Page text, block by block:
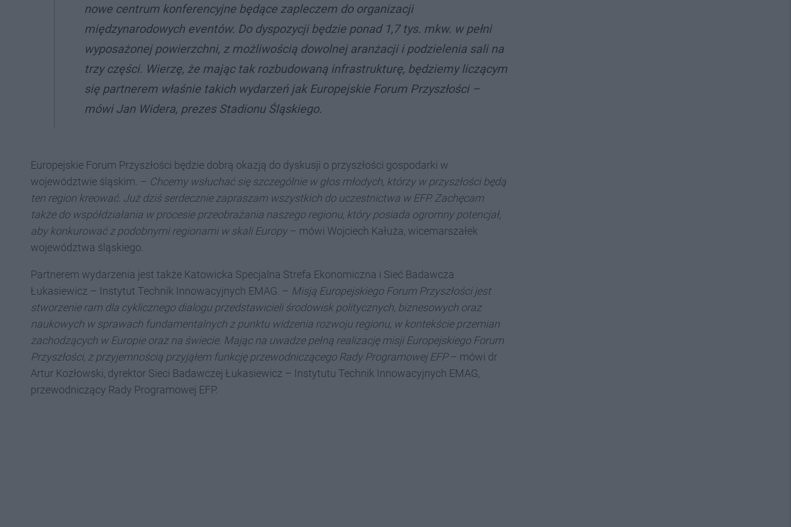
nowe centrum konferencyjne będące zapleczem do organizacji
międzynarodowych eventów. Do dyspozycji będzie ponad 1,7 tys. mkw. w pełni
wyposażonej powierzchni, z możliwością dowolnej aranżacji i podzielenia sali na
trzy części. Wierzę, że mając tak rozbudowaną infrastrukturę, będziemy liczącym
się partnerem właśnie takich wydarzeń jak Europejskie Forum Przyszłości –
mówi Jan Widera, prezes Stadionu Śląskiego.
Europejskie Forum Przyszłości będzie dobrą okazją do dyskusji o przyszłości gospodarki w
województwie śląskim. – Chcemy wsłuchać się szczególnie w głos młodych, którzy w przyszłości będą
ten region kreować. Już dziś serdecznie zapraszam wszystkich do uczestnictwa w EFP. Zachęcam
także do współdziałania w procesie przeobrażania naszego regionu, który posiada ogromny potencjał,
aby konkurować z podobnymi regionami w skali Europy– mówi Wojciech Kałuża, wicemarszałek
województwa śląskiego.
Partnerem wydarzenia jest także Katowicka Specjalna Strefa Ekonomiczna i Sieć Badawcza
Łukasiewicz – Instytut Technik Innowacyjnych EMAG. – Misją Europejskiego Forum Przyszłości jest
stworzenie ram dla cyklicznego dialogu przedstawicieli środowisk politycznych, biznesowych oraz
naukowych w sprawach fundamentalnych z punktu widzenia rozwoju regionu, w kontekście przemian
zachodzących w Europie oraz na świecie. Mając na uwadze pełną realizację misji Europejskiego Forum
Przyszłości, z przyjemnością przyjąłem funkcję przewodniczącego Rady Programowej EFP– mówi dr
Artur Kozłowski, dyrektor Sieci Badawczej Łukasiewicz – Instytutu Technik Innowacyjnych EMAG,
przewodniczący Rady Programowej EFP.